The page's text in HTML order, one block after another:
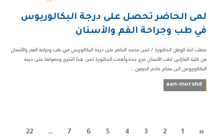
لمى الحاضر تحصل على درجة البكالوريوس
في طب وجراحة الفم والأسنان
حصلت ابنة الوطن الدكتورة / لمى محمد الحاضر على درجة البكالوريس في طب وجراحة الفم والأسنان
من كلية الفارابي لطب الأسنان فرع جدة.وأهدت الدكتورة لمى هذا التخرج وحصولها على درجة
البكالوريوس الى مقام خادم الحرمين ...
aan-morshd
«
1
2
3
4
5
6
7
…
22